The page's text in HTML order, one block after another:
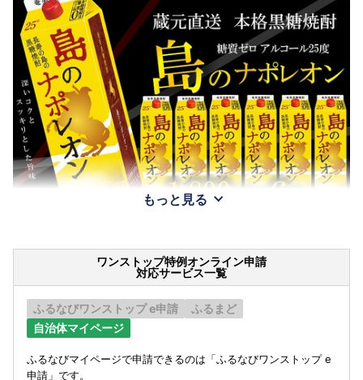
もっと見る
ワンストップ特例オンライン申請
対応サービス一覧
ふるなびワンストップ e申請
ふるまど
自治体マイページ
ふるなびマイページで申請できるのは「ふるなびワンストップ e
申請」です。